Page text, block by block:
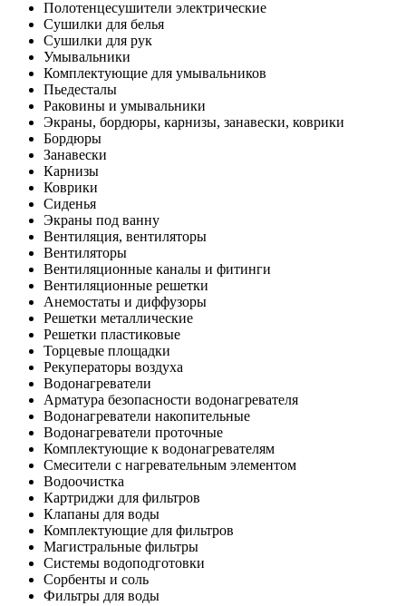
Полотенцесушители электрические
Сушилки для белья
Сушилки для рук
Умывальники
Комплектующие для умывальников
Пьедесталы
Раковины и умывальники
Экраны, бордюры, карнизы, занавески, коврики
Бордюры
Занавески
Карнизы
Коврики
Сиденья
Экраны под ванну
Вентиляция, вентиляторы
Вентиляторы
Вентиляционные каналы и фитинги
Вентиляционные решетки
Анемостаты и диффузоры
Решетки металлические
Решетки пластиковые
Торцевые площадки
Рекуператоры воздуха
Водонагреватели
Арматура безопасности водонагревателя
Водонагреватели накопительные
Водонагреватели проточные
Комплектующие к водонагревателям
Смесители с нагревательным элементом
Водоочистка
Картриджи для фильтров
Клапаны для воды
Комплектующие для фильтров
Магистральные фильтры
Системы водоподготовки
Сорбенты и соль
Фильтры для воды